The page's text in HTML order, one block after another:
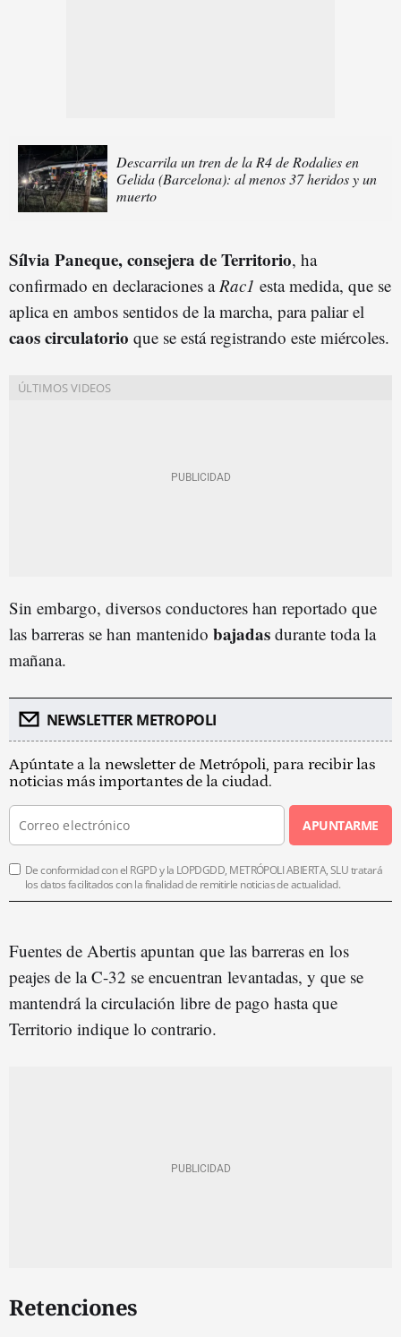
Descarrila un tren de la R4 de Rodalies en
Gelida (Barcelona): al menos 37 heridos y un
muerto
Sílvia Paneque, consejera de Territorio, ha
confirmado en declaraciones a Rac1 esta medida, que se
aplica en ambos sentidos de la marcha, para paliar el
caos circulatorio que se está registrando este miércoles.
Sin embargo, diversos conductores han reportado que
las barreras se han mantenido bajadas durante toda la
mañana.
NEWSLETTER METROPOLI
Apúntate a la newsletter de Metrópoli, para recibir las
noticias más importantes de la ciudad.
APUNTARME
De conformidad con el RGPD y la LOPDGDD, METRÓPOLI ABIERTA, SLU tratará
los datos facilitados con la finalidad de remitirle noticias de actualidad.
Fuentes de Abertis apuntan que las barreras en los
peajes de la C-32 se encuentran levantadas, y que se
mantendrá la circulación libre de pago hasta que
Territorio indique lo contrario.
Retenciones